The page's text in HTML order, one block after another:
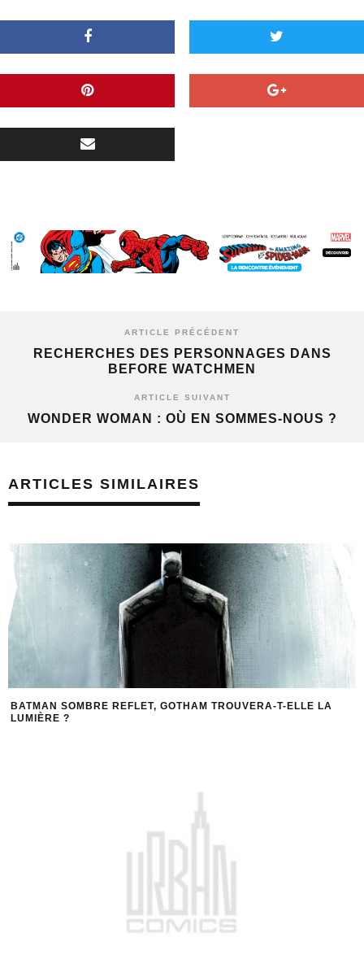
ARTICLE PRÉCÉDENT
RECHERCHES DES PERSONNAGES DANS
BEFORE WATCHMEN
ARTICLE SUIVANT
WONDER WOMAN : OÙ EN SOMMES-NOUS ?
ARTICLES SIMILAIRES
BATMAN SOMBRE REFLET, GOTHAM TROUVERA-T-ELLE LA
LUMIÈRE ?